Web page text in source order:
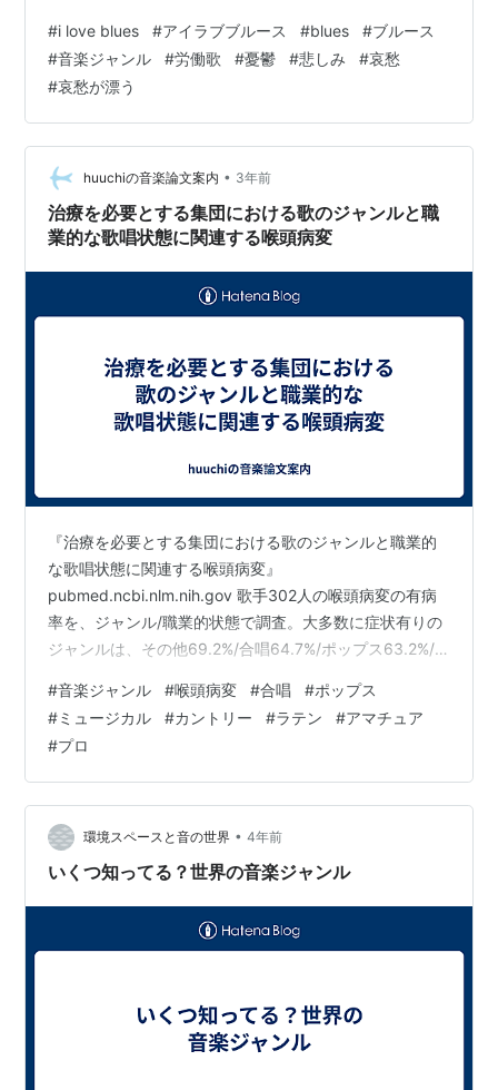
#i love blues #アイラブブルース #blues #ブルース
#音楽ジャンル #労働歌 #憂鬱 #悲しみ #哀愁
#哀愁が漂う
huuchiの音楽論文案内 • 3年前
治療を必要とする集団における歌のジャンルと職
業的な歌唱状態に関連する喉頭病変
『治療を必要とする集団における歌のジャンルと職業的
な歌唱状態に関連する喉頭病変』
pubmed.ncbi.nlm.nih.gov 歌手302人の喉頭病変の有病
率を、ジャンル/職業的状態で調査。大多数に症状有りの
ジャンルは、その他69.2%/合唱64.7%/ポップス63.2%/
(2/2)。 全体的には54%に喉頭病変が有り、最も一般的な
症状は繊維性病変(38.4%)。 職業的状態ごとの有病率
は、アマチュア45.1%/パートタイムのプロ62.2%/フルタ
イムのプロ60.8%で、アマチュアよりプロ歌手の有病率
が高かった。 元ツイート…
#音楽ジャンル #喉頭病変 #合唱 #ポップス
#ミュージカル #カントリー #ラテン #アマチュア
#プロ
環境スペースと音の世界 • 4年前
いくつ知ってる？世界の音楽ジャンル